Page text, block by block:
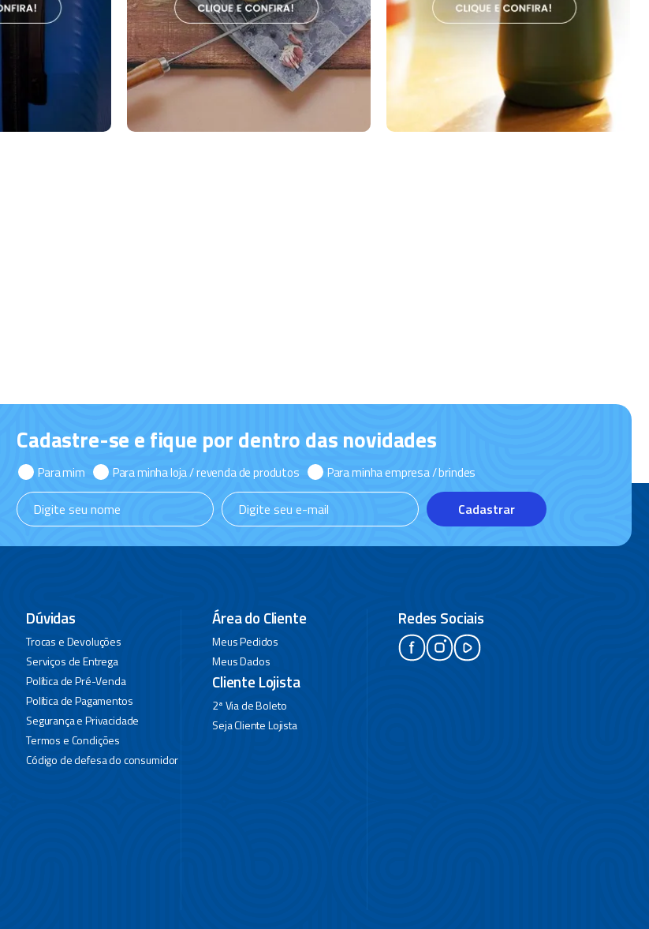
Cadastre-se e fique por dentro das novidades
Para mim Para minha loja / revenda de produtos Para minha empresa / brindes
Cadastrar
Dúvidas
Trocas e Devoluções
Serviços de Entrega
Política de Pré-Venda
Política de Pagamentos
Segurança e Privacidade
Termos e Condições
Código de defesa do consumidor
Área do Cliente
Meus Pedidos
Meus Dados
Cliente Lojista
2ª Via de Boleto
Seja Cliente Lojista
Redes Sociais